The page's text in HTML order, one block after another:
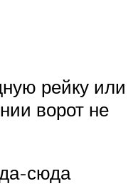
рейку или
ворот не
сюда